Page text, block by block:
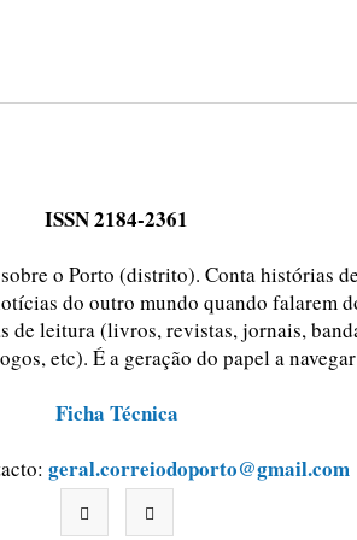
ISSN 2184-2361
o Porto (distrito). Conta histórias
do outro mundo quando falarem
leitura (livros, revistas, jornais,
etc). É a geração do papel a
Ficha Técnica
geral.correiodoporto@gmail.com